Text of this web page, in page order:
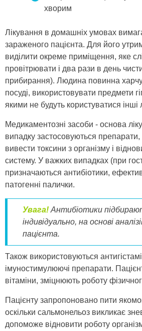
хворим
Лікування в домашніх умовах
зараженого пацієнта. Для його
виділити окреме приміщення, яке
провітрювати і два рази в день
прибирання). Людина повинна
посуді, використовувати предмети
якими не будуть користуватися інші
Медикаментозні засоби - основа
випадку застосовуються препарати,
вивести токсини з організму і
систему. У важких випадках (при
призначаються антибіотики,
патогенні палички.
Увага! Антибіотики
індивідуально, на основі
пацієнта.
Також використовуються
імуностимулюючі препарати.
вітаміни, зміцнюють роботу
Пацієнту запропоновано пити
оскільки сальмонельоз викликає
допоможе відновити роботу